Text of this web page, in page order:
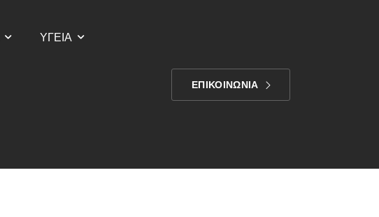
ΥΓΕΙΑ
ΕΠΙΚΟΙΝΩΝΙΑ